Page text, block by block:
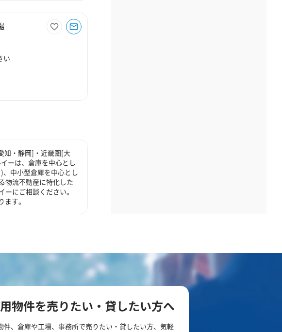
い
知・静岡]・近畿圏[大
ーは、倉庫を中心とし
中小型倉庫を中心とし
物流不動産に特化した
にご相談ください。
す。
物件を売りたい・貸したい方へ
件、倉庫や工場、事務所で売りたい・貸したい方、気軽